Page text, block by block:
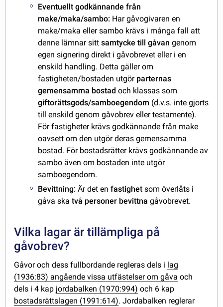
Eventuellt godkännande från
make/maka/sambo: Har gåvogivaren en
make/maka eller sambo krävs i många fall att
denne lämnar sittsamtycke till gåvan genom
egen signering direkt i gåvobrevet eller i en
enskild handling. Detta gäller om
fastigheten/bostaden utgör parternas
gemensamma bostad och klassas som
giftorättsgods/samboegendom (d.v.s. inte gjorts
till enskild genom gåvobrev eller testamente).
För fastigheter krävs godkännande från make
oavsett om den utgör deras gemensamma
bostad. För bostadsrätter krävs godkännande av
sambo även om bostaden inte utgör
samboegendom.
Bevittning:Är det enfastighet som överlåts i
gåva ska två personer bevittnagåvobrevet.
Vilka lagar är tillämpliga på
gåvobrev?
Gåvor och dess fullbordande regleras dels i lag
(1936:83) angående vissa utfästelser om gåva och
dels i 4 kap jordabalken (1970:994) och 6 kap
bostadsrättslagen (1991:614). Jordabalken reglerar